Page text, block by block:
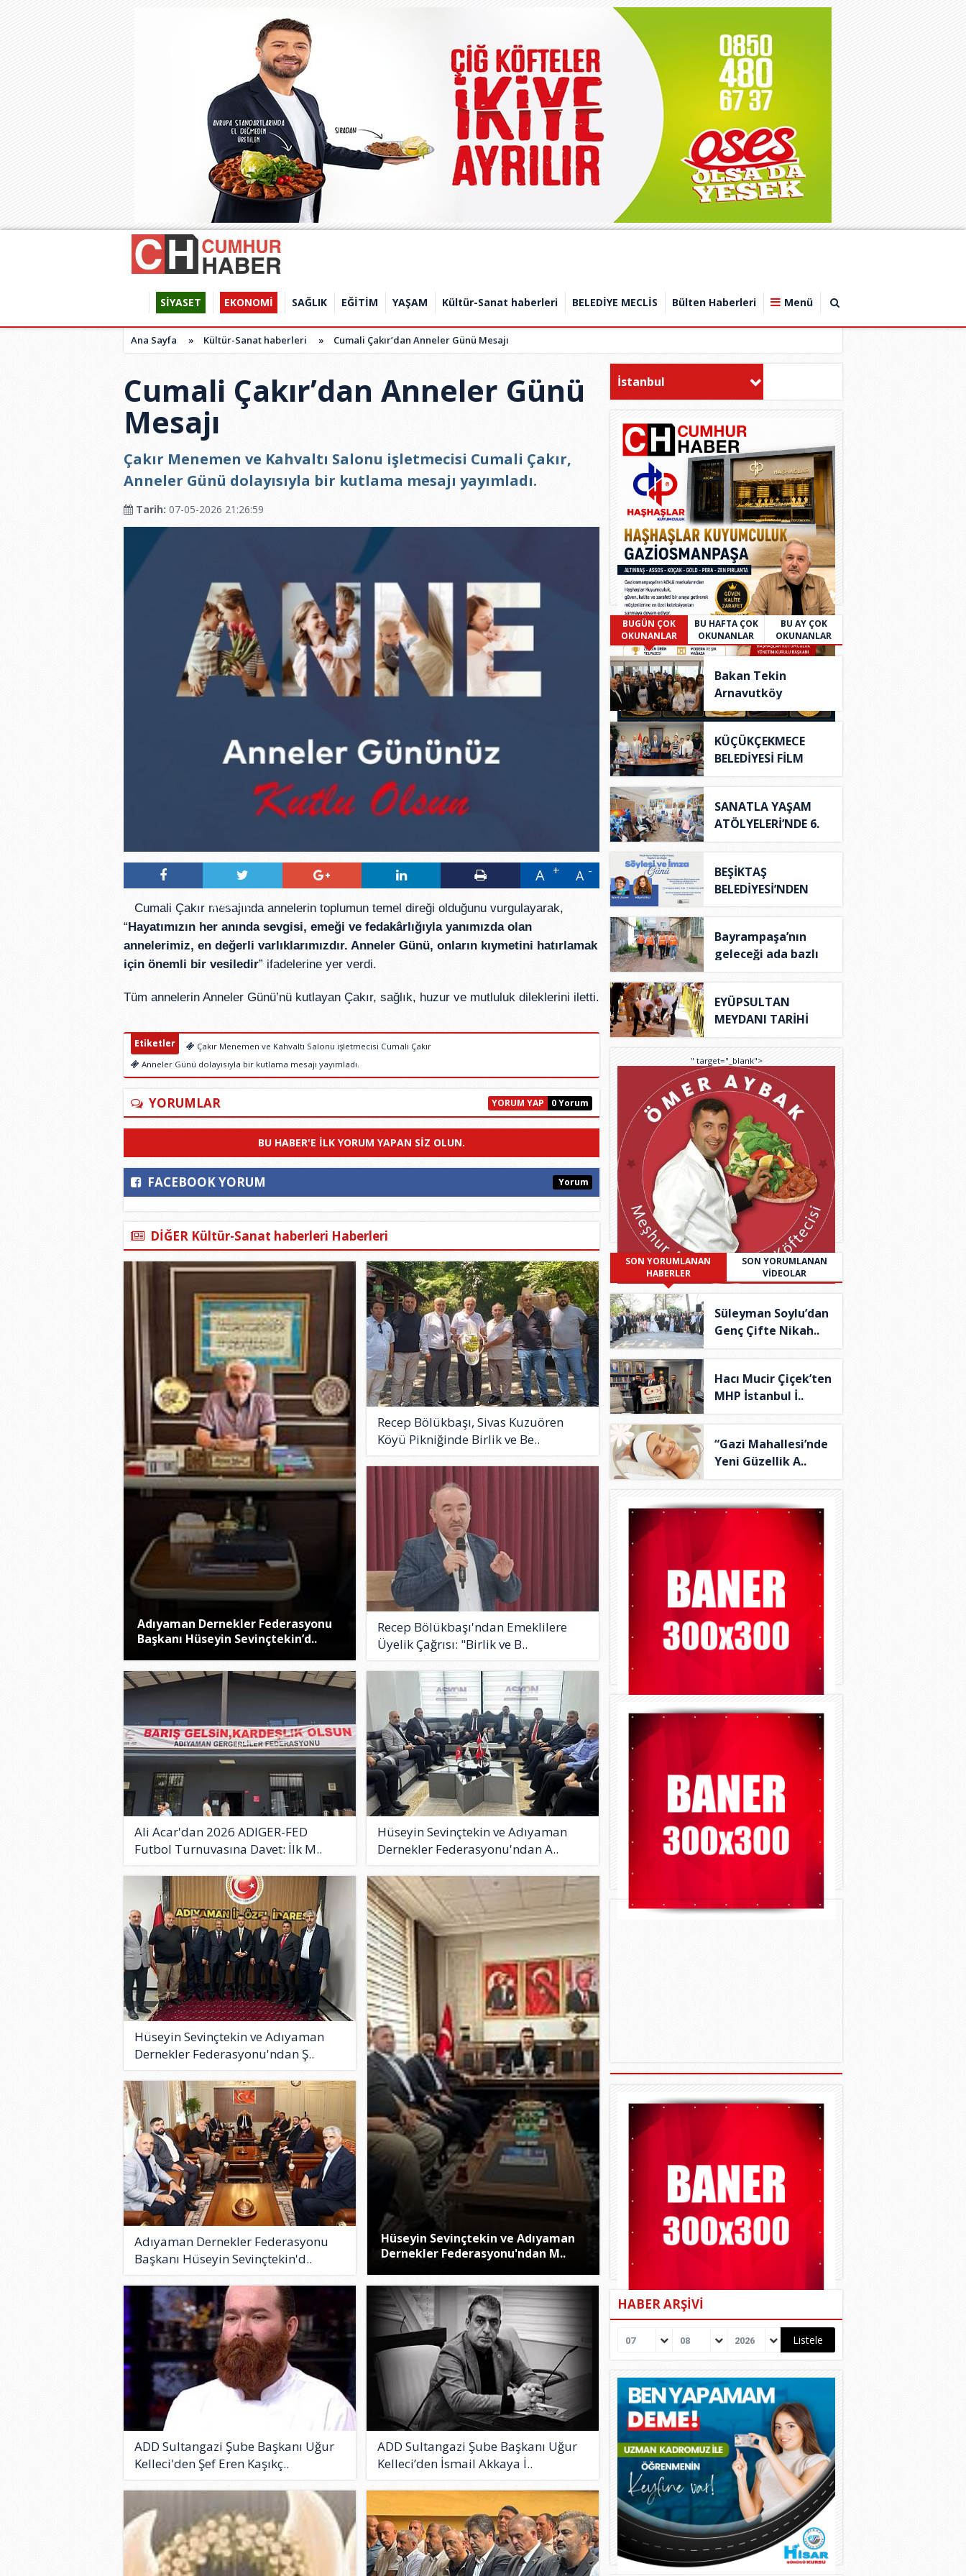
SİYASET EKONOMİ SAĞLIK EĞİTİM YAŞAM Kültür-Sanat haberleri BELEDİYE MECLİS Bülten Haberleri Menü
Ana Sayfa » Kültür-Sanat haberleri » Cumali Çakır’dan Anneler Günü Mesajı
Cumali Çakır’dan Anneler Günü
Mesajı
Çakır Menemen ve Kahvaltı Salonu işletmecisi Cumali Çakır,
Anneler Günü dolayısıyla bir kutlama mesajı yayımladı.
Tarih: 07-05-2026 21:26:59
Tweetle
A A
Cumali Çakır mesajında annelerin toplumun temel direği olduğunu vurgulayarak,
“Hayatımızın her anında sevgisi, emeği ve fedakârlığıyla yanımızda olan
annelerimiz, en değerli varlıklarımızdır. Anneler Günü, onların kıymetini hatırlamak
için önemli bir vesiledir” ifadelerine yer verdi.
Tüm annelerin Anneler Günü’nü kutlayan Çakır, sağlık, huzur ve mutluluk dileklerini iletti.
Etiketler
Çakır Menemen ve Kahvaltı Salonu işletmecisi Cumali Çakır
Anneler Günü dolayısıyla bir kutlama mesajı yayımladı.
YORUMLAR 0 Yorum
YORUM YAP
BU HABER'E ILK YORUM YAPAN SIZ OLUN.
FACEBOOK YORUM Yorum
DİĞER Kültür-Sanat haberleri Haberleri
Adıyaman Dernekler Federasyonu
Başkanı Hüseyin Sevinçtekin’d..
Recep Bölükbaşı, Sivas Kuzuören
Köyü Pikniğinde Birlik ve Be..
Recep Bölükbaşı'ndan Emeklilere
Üyelik Çağrısı: "Birlik ve B..
Ali Acar'dan 2026 ADIGER-FED
Futbol Turnuvasına Davet: İlk M..
Hüseyin Sevinçtekin ve Adıyaman
Dernekler Federasyonu'ndan A..
Hüseyin Sevinçtekin ve Adıyaman
Dernekler Federasyonu'ndan M..
Hüseyin Sevinçtekin ve Adıyaman
Dernekler Federasyonu'ndan Ş..
Adıyaman Dernekler Federasyonu
Başkanı Hüseyin Sevinçtekin'd..
ADD Sultangazi Şube Başkanı Uğur
Kelleci'den Şef Eren Kaşıkç..
ADD Sultangazi Şube Başkanı Uğur
Kelleci’den İsmail Akkaya İ..
İstanbul
BUGÜN ÇOK
OKUNANLAR
BU HAFTA ÇOK
OKUNANLAR
BU AY ÇOK
OKUNANLAR
Bakan Tekin
Arnavutköy
Belediyesi’n..
KÜÇÜKÇEKMECE
BELEDİYESİ FİLM
OFİSİ'..
SANATLA YAŞAM
ATÖLYELERİ’NDE 6.
DÖN..
BEŞİKTAŞ
BELEDİYESİ’NDEN
DÜNYA KİTA..
Bayrampaşa’nın
geleceği ada bazlı
d..
EYÜPSULTAN
MEYDANI TARİHİ
KİMLİĞİNE..
" target="_blank">
SON YORUMLANAN
HABERLER
SON YORUMLANAN
VİDEOLAR
Süleyman Soylu’dan
Genç Çifte Nikah..
Hacı Mucir Çiçek’ten
MHP İstanbul İ..
“Gazi Mahallesi’nde
Yeni Güzellik A..
HABER ARŞİVİ
07 08 2026